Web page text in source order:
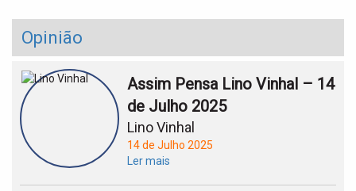
Opinião
Assim Pensa Lino Vinhal – 14
de Julho 2025
Lino Vinhal
14 de Julho 2025
Ler mais